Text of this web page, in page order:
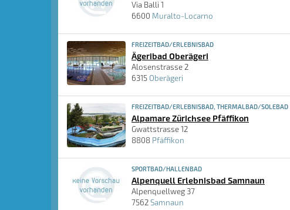
Via Balli 1
6600 Muralto-Locarno
FREIZEITBAD/ERLEBNISBAD
Ägeribad Oberägeri
Alosenstrasse 2
6315 Oberägeri
FREIZEITBAD/ERLEBNISBAD, THERMALBAD/SOLEBAD
Alpamare Zürichsee Pfäffikon
Gwattstrasse 12
8808 Pfäffikon
SPORTBAD/HALLENBAD
Alpenquell Erlebnisbad Samnaun
Alpenquellweg 37
7562Samnaun